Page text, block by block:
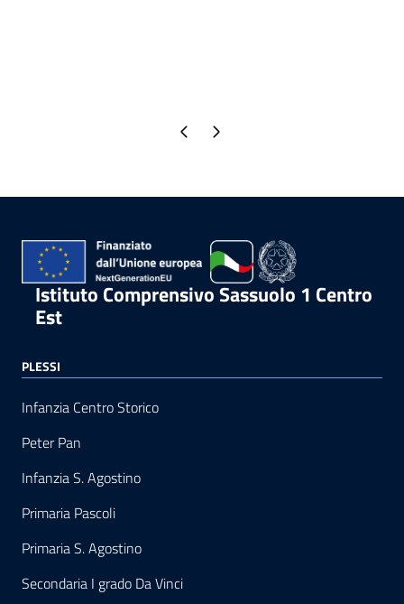
Pagina precedente
Pagina successiva
Istituto Comprensivo Sassuolo 1 Centro
Est
PLESSI
Infanzia Centro Storico
Peter Pan
Infanzia S. Agostino
Primaria Pascoli
Primaria S. Agostino
Secondaria I grado Da Vinci